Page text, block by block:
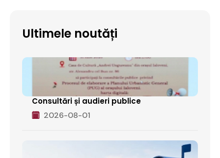
Ultimele noutăți
Consultări și audieri publice
2026-08-01